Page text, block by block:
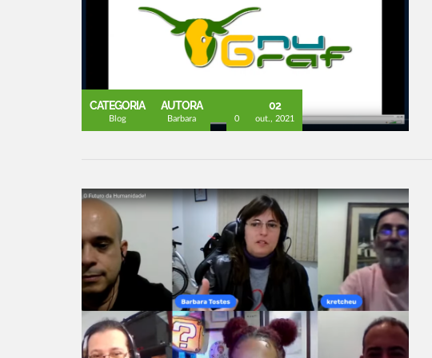
CATEGORIA
Blog
AUTORA
Barbara 0
02
out., 2021